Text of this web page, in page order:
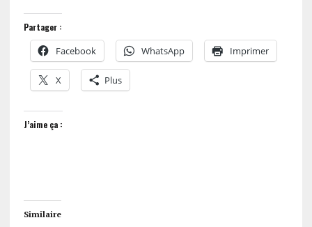
Partager :
Facebook WhatsApp Imprimer
X Plus
J’aime ça :
Similaire